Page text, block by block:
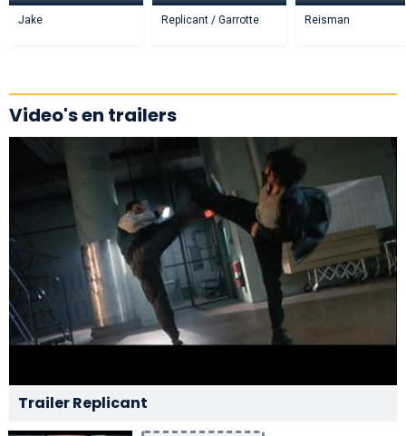
Jake Replicant / Garrotte Reisman
Video's en trailers
Trailer Replicant